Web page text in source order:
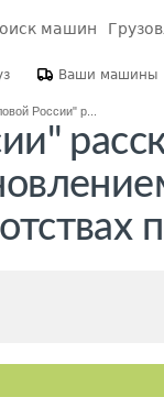
машин
Ваши машины
России" р...